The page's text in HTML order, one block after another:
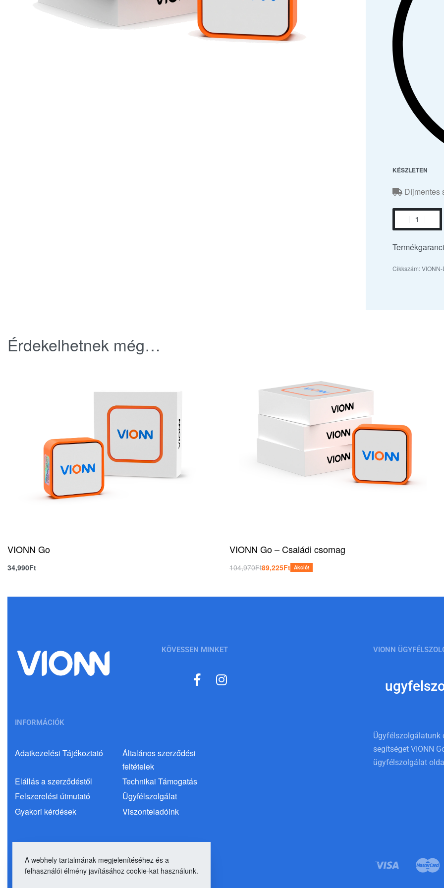
KÉSZLETEN
Díjmentes
Érdekelhetnek még…
VIONN Go
34,990Ft
VIONN Go – Családi csomag
104,970Ft89,225Ft Akció!
KÖVESSEN MINKET
INFORMÁCIÓK
Adatkezelési Tájékoztató
Általános szerződési
feltételek
Elállás a szerződéstől
Technikai Támogatás
Felszerelési útmutató
Ügyfélszolgálat
Gyakori kérdések
Viszonteladóink
VIONN
Ügyfélszolgálatunk
segítséget VIONN
ügyfélszolgálat
Magyarország
A webhely tartalmának megjelenítéséhez és a
felhasználói élmény javításához cookie-kat használunk.